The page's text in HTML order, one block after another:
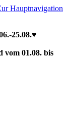
Hauptnavigation
25.08.♥
vom 01.08. bis